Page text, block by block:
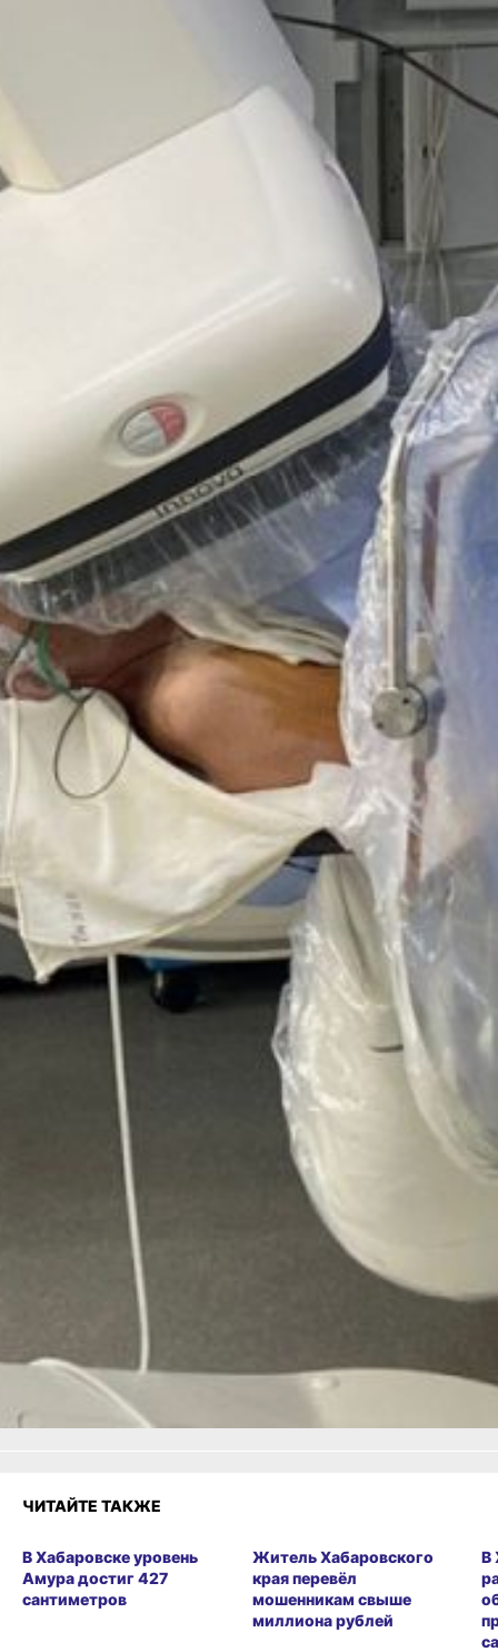
атеросклеротических
поражений сосудов
сердца стала доступной
бляшки с внутренних
стенок коронарных
артерий. Ротационная
атерэктомия, до этого
доступная только
в федеральных
кардиологических
центрах, теперь входит
в базовую программу
обязательного
медицинского
страхования (ОМС). Это
позволило
распространить её
использование
в региональных
медицинских
учреждениях.
По словам главного врача
больницы Андрея
Субботина, новая
возможности лечения
пациентов с ишемической
болезнью сердца.
Ежегодно планируется
выполнять
около двадцати операций
с использованием этой
технологии, предоставляя
пациентам необходимую
медицинскую помощь
Теперь медики получают
увеличенные выплаты
Читайте нас в соцсетях:
Телеграм
и
Как вам материал?
Супер
Злость
Разочарование
ЧИТАЙТЕ ТАКЖЕ
В Хабаровске уровень
Амура достиг 427
сантиметров
Житель Хабаровского
края перевёл
мошенникам свыше
миллиона рублей
В